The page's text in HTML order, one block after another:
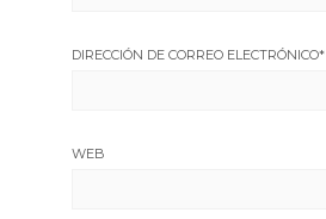
DIRECCIÓN DE CORREO ELECTRÓNICO*
WEB